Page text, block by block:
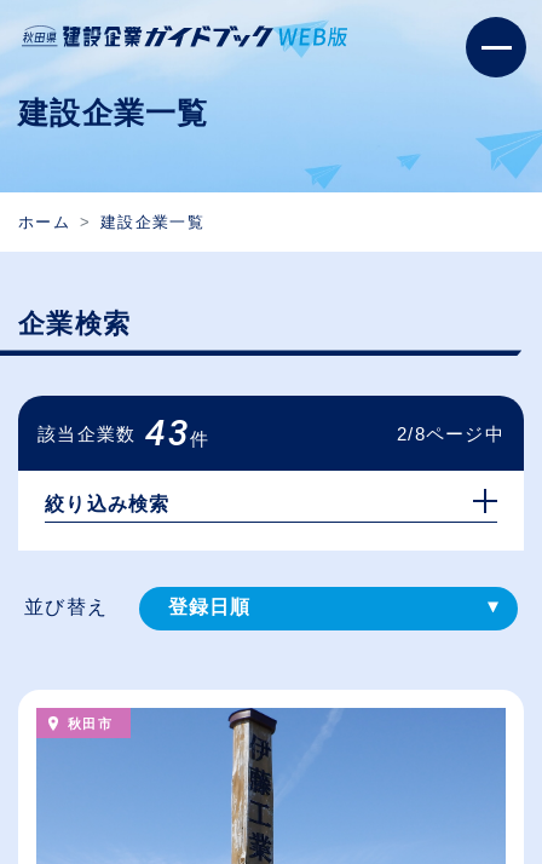
建設企業一覧
ホーム 建設企業一覧
企業検索
該当企業数 43件 2/8ページ中
絞り込み検索
並び替え 登録⽇順
（⾼卒の給与を基準）
従業員が多い順
休日数が多い順
秋田市